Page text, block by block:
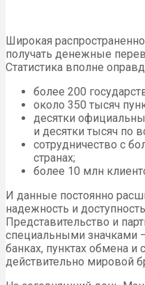
Широкая
получать денежные
Статистика вполне
более 200
около 350 тысяч
десятки
и десятки тысяч по
сотрудничество с
странах;
более 10 млн
И данные постоянно
надежность и
Представительство и
специальными значками —
банках, пунктах обмена и
действительно мировой